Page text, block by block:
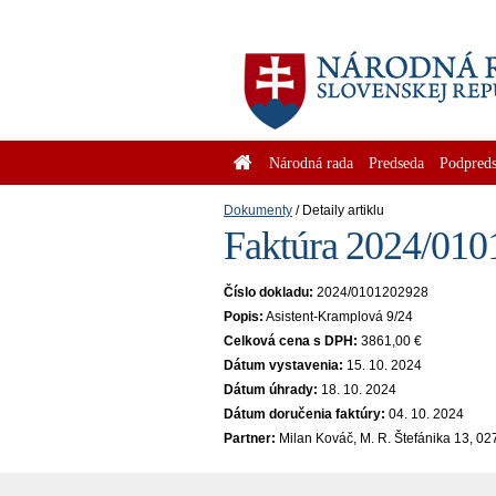
Národná rada Predseda
Dokumenty Detaily artiklu
Faktúra 2024/
Číslo dokladu: 2024/0101202928
Popis: Asistent-Kramplová 9/24
Celková cena s DPH: 3861,00 €
Dátum vystavenia: 15. 10. 2024
Dátum úhrady: 18. 10. 2024
Dátum doručenia faktúry: 04. 10. 2024
Partner: Milan Kováč, M. R. Štefánika 13,